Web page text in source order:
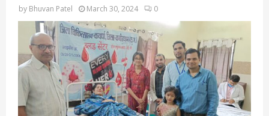
by Bhuvan Patel March 30, 2024 0